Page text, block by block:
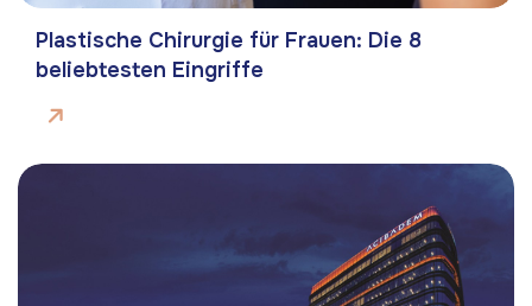
Plastische Chirurgie für Frauen: Die 8
beliebtesten Eingriffe